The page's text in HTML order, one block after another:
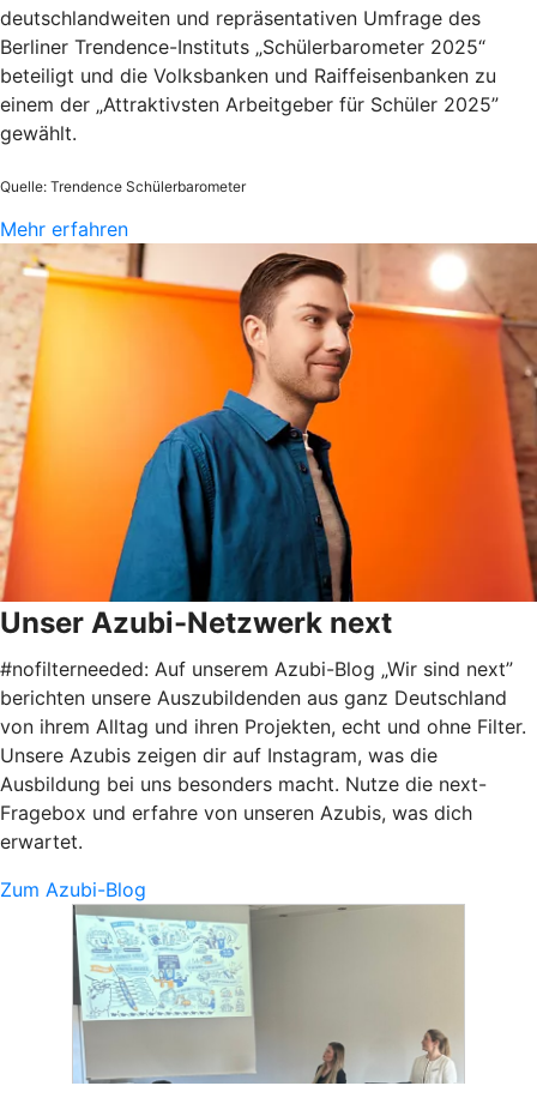
deutschlandweiten und repräsentativen Umfrage des
Berliner Trendence-Instituts „Schülerbarometer 2025“
beteiligt und die Volksbanken und Raiffeisenbanken zu
einem der „Attraktivsten Arbeitgeber für Schüler 2025”
gewählt.
Quelle: Trendence Schülerbarometer
Mehr erfahren
Unser Azubi-Netzwerk next
#nofilterneeded: Auf unserem Azubi-Blog „Wir sind next”
berichten unsere Auszubildenden aus ganz Deutschland
von ihrem Alltag und ihren Projekten, echt und ohne Filter.
Unsere Azubis zeigen dir auf Instagram, was die
Ausbildung bei uns besonders macht. Nutze die next-
Fragebox und erfahre von unseren Azubis, was dich
erwartet.
Zum Azubi-Blog